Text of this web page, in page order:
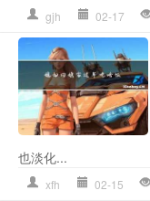
gjh 02-17
也淡化...
xfh 02-15